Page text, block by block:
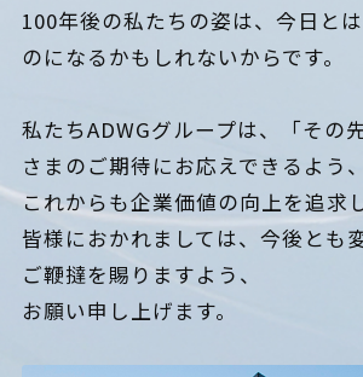
100年後の私たちの姿は、今日と
のになるかもしれないからです。
私たちADWGグループは、「その
さまのご期待にお応えできるよう、
これからも企業価値の向上を追求
皆様におかれましては、今後とも
ご鞭撻を賜りますよう、
お願い申し上げます。